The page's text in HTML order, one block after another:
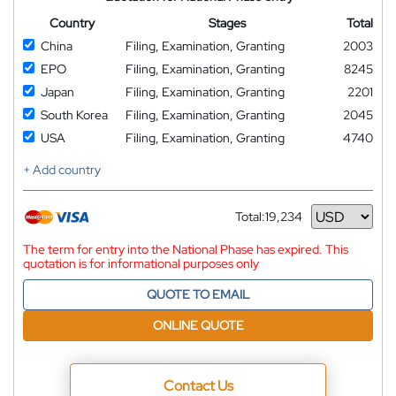
Country
Stages
Total
China
Filing, Examination, Granting
2003
EPO
Filing, Examination, Granting
8245
Japan
Filing, Examination, Granting
2201
South Korea
Filing, Examination, Granting
2045
USA
Filing, Examination, Granting
4740
+ Add country
Total:19,234
Currency
The term for entry into the National Phase has expired. This
quotation is for informational purposes only
QUOTE TO EMAIL
ONLINE QUOTE
Contact Us